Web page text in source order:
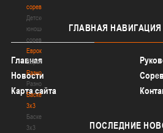
соревнования
Детско-
юношеские
соревнования
Еврокубки
Еврокубки
Разное
Разное
Баскетбол
3х3
Баскетбол
3х3
ГЛАВНАЯ
Главная
Новости
Карта сайта
ПОСЛЕДНИЕ